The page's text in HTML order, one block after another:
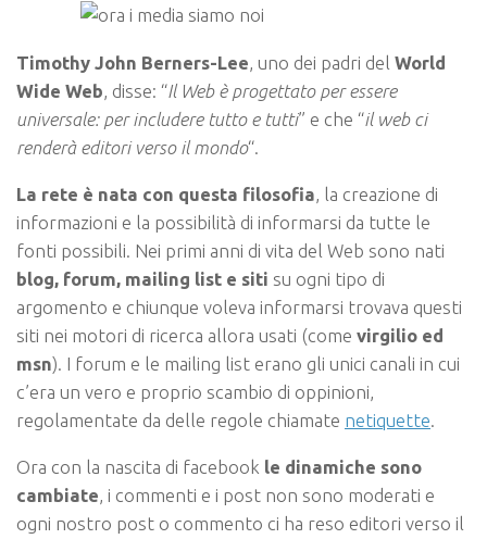
Timothy John Berners-Lee, uno dei padri del World
Wide Web, disse: “Il Web è progettato per essere
universale: per includere tutto e tutti” e che “il web ci
renderà editori verso il mondo“.
La rete è nata con questa filosofia, la creazione di
informazioni e la possibilità di informarsi da tutte le
fonti possibili. Nei primi anni di vita del Web sono nati
blog, forum, mailing list e siti su ogni tipo di
argomento e chiunque voleva informarsi trovava questi
siti nei motori di ricerca allora usati (come virgilio ed
msn). I forum e le mailing list erano gli unici canali in cui
c’era un vero e proprio scambio di oppinioni,
regolamentate da delle regole chiamate netiquette.
Ora con la nascita di facebook le dinamiche sono
cambiate , i commenti e i post non sono moderati e
ogni nostro post o commento ci ha reso editori verso il